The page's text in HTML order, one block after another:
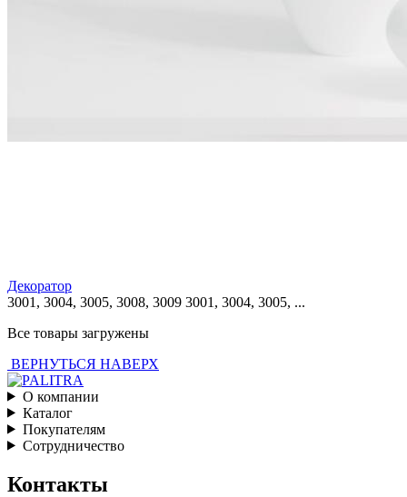
Декоратор
3001, 3004, 3005, 3008, 3009 3001, 3004, 3005, ...
Все товары загружены
ВЕРНУТЬСЯ НАВЕРХ
О компании
Каталог
Покупателям
Сотрудничество
Контакты